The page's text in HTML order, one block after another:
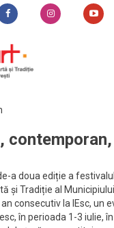
a doua ediție a
și Tradiție al
consecutiv la IEsc, un
în perioada 1-3 iulie, în